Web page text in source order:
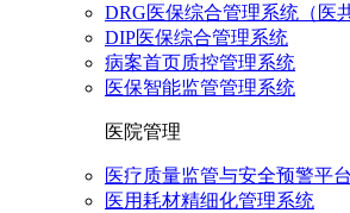
DRG医保综合管理系统（医
DIP医保综合管理系统
病案首页质控管理系统
医保智能监管管理系统
医院管理
医疗质量监管与安全预警平台
医用耗材精细化管理系统